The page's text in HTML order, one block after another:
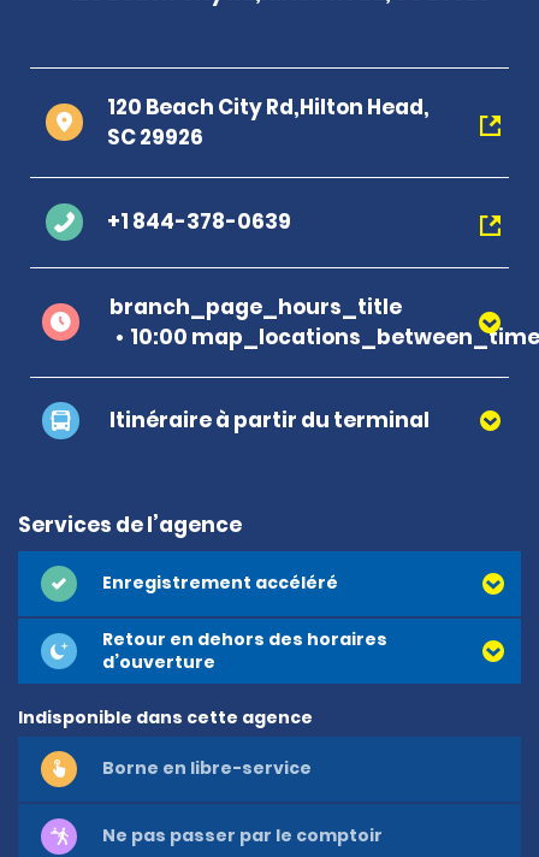
120 Beach City Rd,Hilton Head,
SC 29926
+1 844-378-0639
branch_page_hours_title
10:00 map_locations_between_time
Itinéraire à partir du terminal
Services de l’agence
Enregistrement accéléré
Retour en dehors des horaires
d’ouverture
Indisponible dans cette agence
Borne en libre-service
Ne pas passer par le comptoir